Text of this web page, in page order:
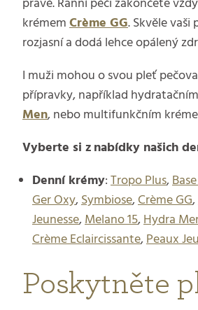
krémemCrème GG. Skvěle
rozjasní a dodá lehce opálený
I muži mohou o svou pleť
přípravky, například
Men, nebo multifunkčním
Vyberte si z nabídky našich
Denní krémy:Tropo Plus,
Ger Oxy,Symbiose,Crème GG,
Jeunesse,Melano 15,Hydra
Crème Eclaircissante,Peaux
Poskytněte